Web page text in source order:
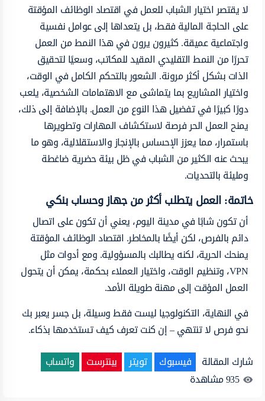
لا يقتصر اختيار الشباب للعمل في اقتصاد الوظائف المؤقتة
على الحاجة المالية فقط، بل يتعداها إلى عوامل نفسية
واجتماعية عميقة. كثيرون يرون في هذا النمط من العمل
تحررًا من النمط التقليدي المقيد للمكاتب، وسعيًا لتحقيق
الذات بشكل أكثر مرونة. الشعور بالتحكم الكامل في الوقت،
واختيار المشاريع بما يتماشى مع الاهتمامات الشخصية، يلعب
دورًا كبيرًا في تفضيل هذا النوع من العمل. بالإضافة إلى ذلك،
يمنح العمل الحر فرصة لاستكشاف المهارات وتطويرها
باستمرار، مما يعزز الإحساس بالإنجاز والاستقلالية، وهو ما
يبحث عنه الكثير من الشباب في ظل بيئة حضرية ضاغطة
ومليئة بالتحديات.
خاتمة: العمل يتطلب أكثر من جهاز وحساب بنكي
أن تكون شابًا في مدينة اليوم، يعني أن تكون على اتصال
دائم بالفرص، لكن أيضًا بالمخاطر. اقتصاد الوظائف المؤقتة
يمنحك الحرية، لكنه يطالبك بالمسؤولية. ومع أدوات مثل
VPN، وتنظيم الوقت، واختيار العملاء بحكمة، يمكن أن يتحول
العمل المؤقت إلى مهنة طويلة الأمد.
في النهاية، التكنولوجيا ليست فقط وسيلة، بل جسر يعبر بك
نحو فرص لا تنتهي – إن كنت تعرف كيف تستخدمها بذكاء.
شارك المقالة
فيسبوك تويتر بينترست
واتساب
935مشاهدة